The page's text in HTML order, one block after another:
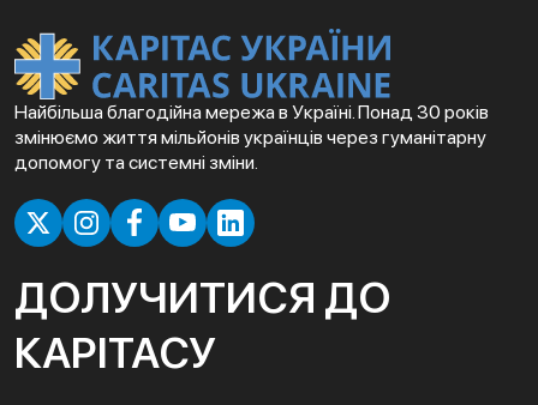
Найбільша благодійна мережа в Україні. Понад 30 років
змінюємо життя мільйонів українців через гуманітарну
допомогу та системні зміни.
ДОЛУЧИТИСЯ ДО
КАРІТАСУ